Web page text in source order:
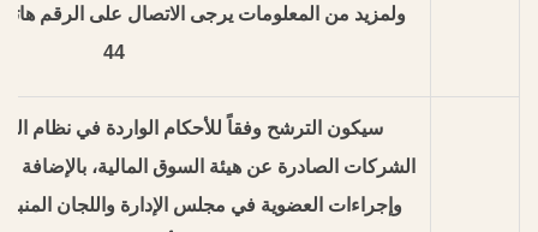
44
سيكون الترشح وفقاً للأحكام الواردة في نظام
الشركات الصادرة عن هيئة السوق المالية، بالإضافة
وإجراءات العضوية في مجلس الإدارة واللجان